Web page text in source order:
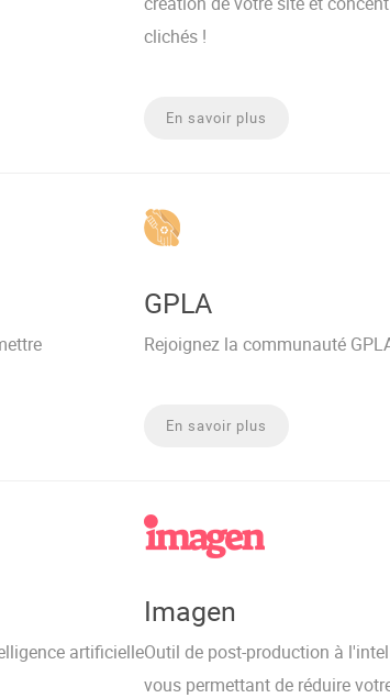
clichés !
En savoir plus
GPLA
Rejoignez la communauté
En savoir plus
artificielle
Imagen
Outil de post-production à
vous permettant de réduire